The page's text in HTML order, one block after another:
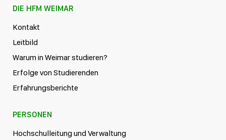
DIE HFM WEIMAR
Kontakt
Leitbild
Warum in Weimar studieren?
Erfolge von Studierenden
Erfahrungsberichte
PERSONEN
Hochschulleitung und Verwaltung